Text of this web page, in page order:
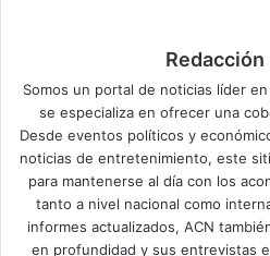
Redacción
Somos un portal de noticias líder
se especializa en ofrecer una
Desde eventos políticos y
noticias de entretenimiento, este
para mantenerse al día con los
tanto a nivel nacional como
informes actualizados, ACN
en profundidad y sus entrevistas